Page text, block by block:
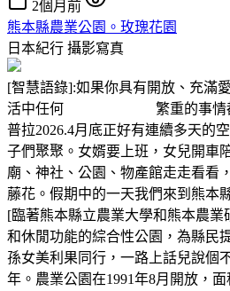
2個月前
熊本縣農業公園。玫瑰花園
日本紀行 攝影寫真
[智慧語錄]:如果你具有開放、充滿
活中任何 繁重的事情都可
普拉2026.4月底正好有連續多天的
子們聚聚。女婿要上班，女兒開車
廟、神社、公園、物產館走走看看
藤花。假期中的一天我們來到熊本
[臨著熊本縣立農業大學和熊本農業
和休閒功能的綜合性公園，為縣民
孫女美利果同行，一路上話兒說個
年。農業公園在1991年8月開放，面